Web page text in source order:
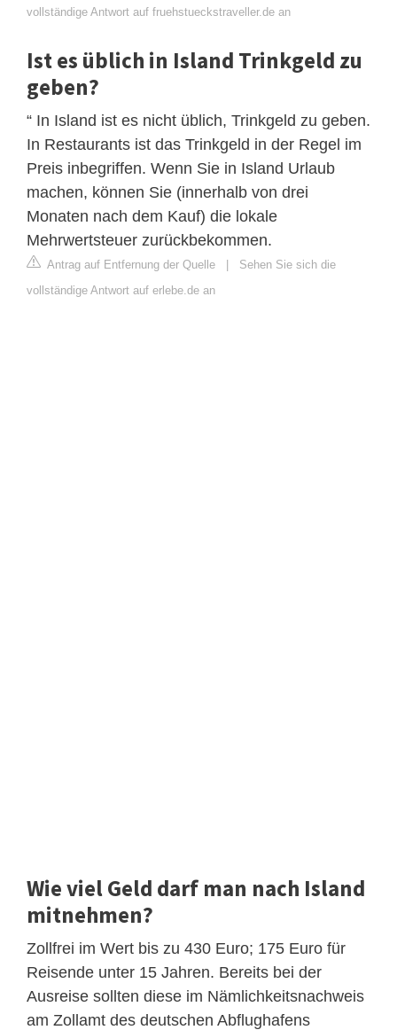
vollständige Antwort auf fruehstueckstraveller.de an
Ist es üblich in Island Trinkgeld zu
geben?
“ In Island ist es nicht üblich, Trinkgeld zu geben.
In Restaurants ist das Trinkgeld in der Regel im
Preis inbegriffen. Wenn Sie in Island Urlaub
machen, können Sie (innerhalb von drei
Monaten nach dem Kauf) die lokale
Mehrwertsteuer zurückbekommen.
Antrag auf Entfernung der Quelle | Sehen Sie sich die
vollständige Antwort auf erlebe.de an
Wie viel Geld darf man nach Island
mitnehmen?
Zollfrei im Wert bis zu 430 Euro; 175 Euro für
Reisende unter 15 Jahren. Bereits bei der
Ausreise sollten diese im Nämlichkeitsnachweis
am Zollamt des deutschen Abflughafens